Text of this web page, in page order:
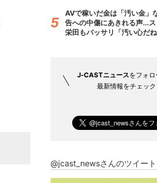
AVで稼いだ金は「汚い金
告への中傷にあきれる声...
栄田もバッサリ「汚い心だね
J-CASTニュースをフォ
最新情報をチェック
@jcast_newsさんのツイート